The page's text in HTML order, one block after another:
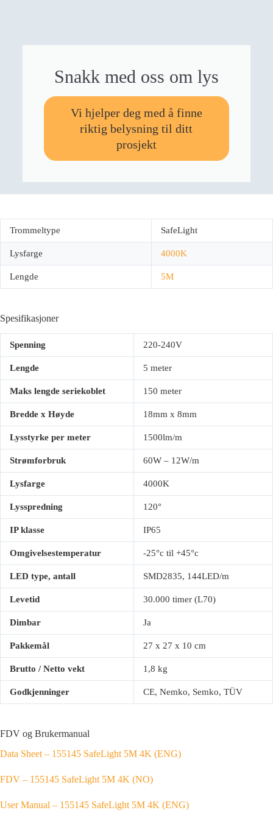
Snakk med oss om lys
Vi hjelper deg med å finne
riktig belysning til ditt
prosjekt
Trommeltype SafeLight
Lysfarge 4000K
Lengde 5M
Spesifikasjoner
Spenning 220-240V
Lengde 5 meter
Maks lengde seriekoblet 150 meter
Bredde x Høyde 18mm x 8mm
Lysstyrke per meter 1500lm/m
Strømforbruk 60W – 12W/m
Lysfarge 4000K
Lysspredning 120°
IP klasse IP65
Omgivelsestemperatur -25°c til +45°c
LED type, antall SMD2835, 144LED/m
Levetid 30.000 timer (L70)
Dimbar Ja
Pakkemål 27 x 27 x 10 cm
Brutto / Netto vekt 1,8 kg
Godkjenninger CE, Nemko, Semko, TÜV
FDV og Brukermanual
Data Sheet – 155145 SafeLight 5M 4K (ENG)
FDV – 155145 SafeLight 5M 4K (NO)
User Manual – 155145 SafeLight 5M 4K (ENG)